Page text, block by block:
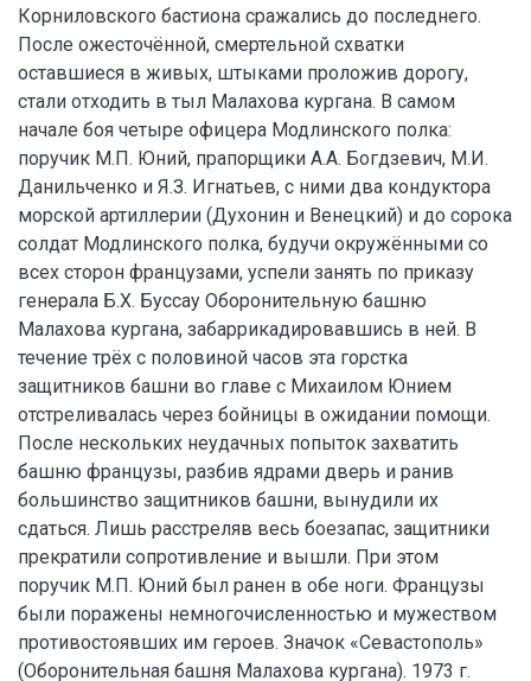
Корниловского бастиона сражались до последнего.
После ожесточённой, смертельной схватки
оставшиеся в живых, штыками проложив дорогу,
стали отходить в тыл Малахова кургана. В самом
начале боя четыре офицера Модлинского полка:
поручик М.П. Юний, прапорщики А.А. Богдзевич, М.И.
Данильченко и Я.З. Игнатьев, с ними два кондуктора
морской артиллерии (Духонин и Венецкий) и до сорока
солдат Модлинского полка, будучи окружёнными со
всех сторон французами, успели занять по приказу
генерала Б.Х. Буссау Оборонительную башню
Малахова кургана, забаррикадировавшись в ней. В
течение трёх с половиной часов эта горстка
защитников башни во главе с Михаилом Юнием
отстреливалась через бойницы в ожидании помощи.
После нескольких неудачных попыток захватить
башню французы, разбив ядрами дверь и ранив
большинство защитников башни, вынудили их
сдаться. Лишь расстреляв весь боезапас, защитники
прекратили сопротивление и вышли. При этом
поручик М.П. Юний был ранен в обе ноги. Французы
были поражены немногочисленностью и мужеством
противостоявших им героев. Значок «Севастополь»
(Оборонительная башня Малахова кургана). 1973 г.